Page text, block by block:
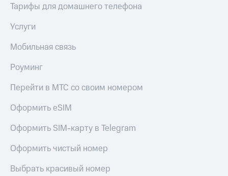
Тарифы для домашнего телефона
Услуги
Мобильная связь
Роуминг
Перейти в МТС со своим номером
Оформить eSIM
Оформить SIM-карту в Telegram
Оформить чистый номер
Выбрать красивый номер